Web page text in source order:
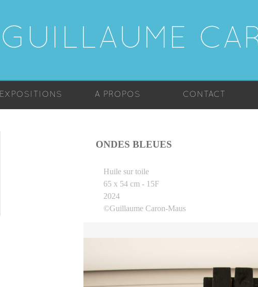
GUILLAUME
EXPOSITIONS A PROPOS CONTACT
ONDES BLEUES
Huile sur toile
65 x 54 cm - 15F
2024
©Guillaume Caron-Maus